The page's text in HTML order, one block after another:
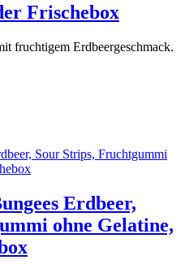
Frischebox
fruchtigem Erdbeergeschmack.
Erdbeer,
ohne Gelatine,